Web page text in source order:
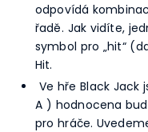
odpovídá
řadě. Jak vidíte,
symbol pro „hit“
Hit.
Ve hře Black Jack
A ) hodnocena bud
pro hráče.